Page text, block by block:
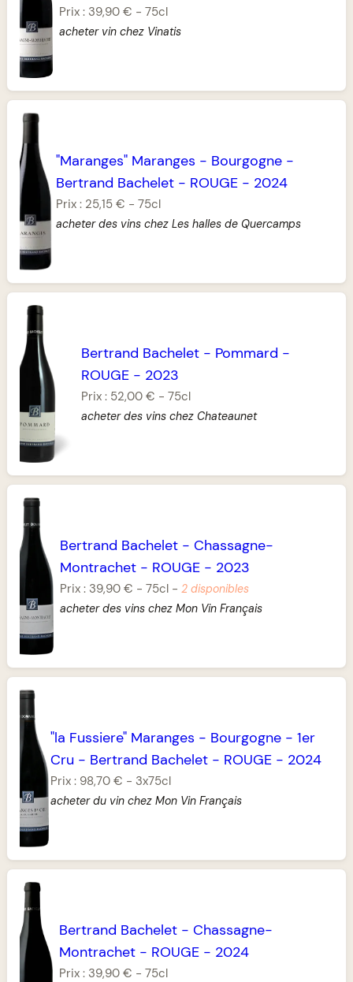
Prix : 39,90 € - 75cl
acheter vin chez Vinatis
"Maranges" Maranges - Bourgogne-
Bertrand Bachelet- ROUGE- 2024
Prix : 25,15 € - 75cl
acheter des vins chez Les halles de Quercamps
Bertrand Bachelet - Pommard -
ROUGE - 2023
Prix : 52,00 € -75cl
acheter des vins chez Chateaunet
Bertrand Bachelet- Chassagne-
Montrachet- ROUGE- 2023
Prix : 39,90 € - 75cl- 2 disponibles
acheter des vins chez Mon Vin Français
"la Fussiere" Maranges - Bourgogne -1er
Cru - Bertrand Bachelet - ROUGE - 2024
Prix : 98,70 € - 3x75cl
acheter du vin chez Mon Vin Français
Bertrand Bachelet - Chassagne-
Montrachet - ROUGE - 2024
Prix : 39,90 € -75cl